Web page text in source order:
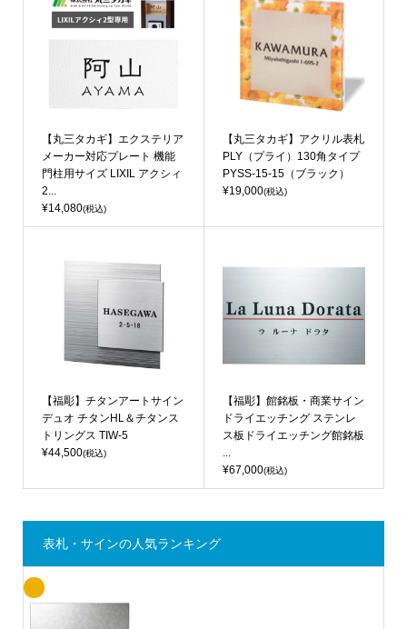
【丸三タカギ】エクステリア
メーカー対応プレート 機能
門柱用サイズ LIXIL アクシィ
2...
¥14,080(税込)
【丸三タカギ】アクリル表札
PLY（プライ）130角タイプ
PYSS-15-15（ブラック）
¥19,000(税込)
【福彫】チタンアートサイン
デュオ チタンHL＆チタンス
トリングス TIW-5
¥44,500(税込)
【福彫】館銘板・商業サイン
ドライエッチング ステンレ
ス板ドライエッチング館銘板
¥67,000(税込)
表札・サインの人気ランキング